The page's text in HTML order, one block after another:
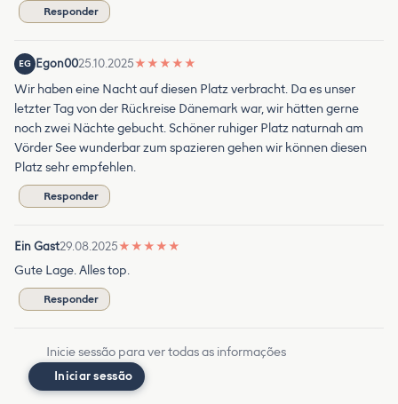
Responder
EG Egon0025.10.2025★ ★ ★ ★ ★
Wir haben eine Nacht auf diesen Platz verbracht. Da es unser
letzter Tag von der Rückreise Dänemark war, wir hätten gerne
noch zwei Nächte gebucht. Schöner ruhiger Platz naturnah am
Vörder See wunderbar zum spazieren gehen wir können diesen
Platz sehr empfehlen.
Responder
Ein Gast29.08.2025★ ★ ★ ★ ★
Gute Lage. Alles top.
Responder
Inicie sessão para ver todas as informações
Iniciar sessão